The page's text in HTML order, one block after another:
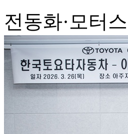
전동화·모터